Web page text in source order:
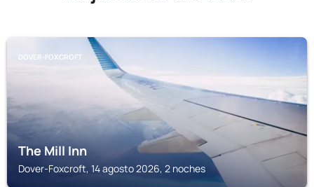
DOVER-FOXCROFT
The Mill Inn
Dover-Foxcroft, 14 agosto 2026, 2 noches